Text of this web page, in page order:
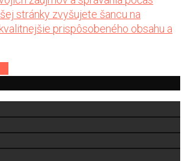
stránky zvyšujete šancu na
prispôsobeného obsahu a